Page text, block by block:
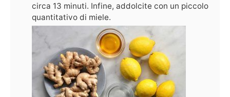
circa 13 minuti. Infine, addolcite con un piccolo
quantitativo di miele.